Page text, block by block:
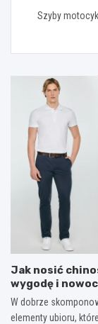
Szyby
Jak nosić
wygodę i
W dobrze
elementy ubioru,